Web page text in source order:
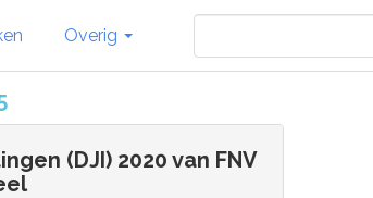
Overig
(DJI) 2020 van FNV